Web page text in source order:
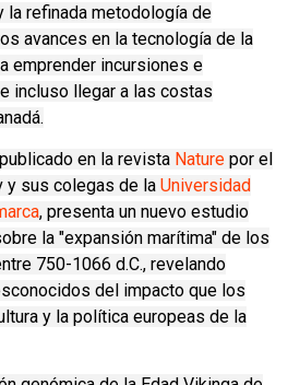
la refinada metodología de
avances en la tecnología de la
emprender incursiones e
incluso llegar a las costas
en la revista Naturepor el
y sus colegas de laUniversidad
, presenta un nuevo estudio
la "expansión marítima" de los
750-1066 d.C., revelando
del impacto que los
y la política europeas de la